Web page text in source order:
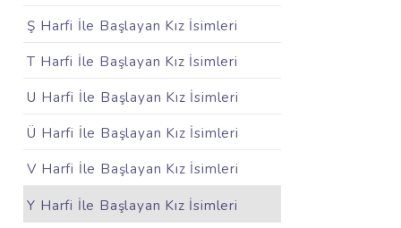
Ş Harfi İle Başlayan Kız İsimleri
T Harfi İle Başlayan Kız İsimleri
U Harfi İle Başlayan Kız İsimleri
Ü Harfi İle Başlayan Kız İsimleri
V Harfi İle Başlayan Kız İsimleri
Y Harfi İle Başlayan Kız İsimleri